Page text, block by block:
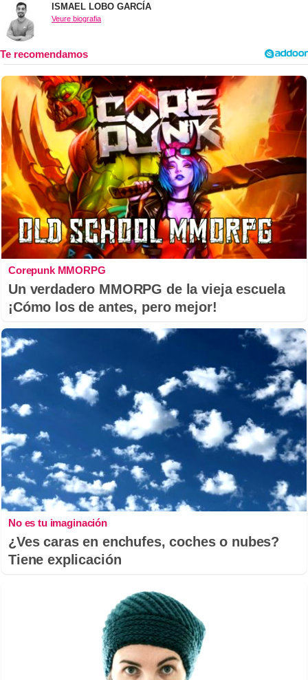
ISMAEL LOBO GARCÍA
Veure biografia
Corepunk MMORPG
Un verdadero MMORPG de la vieja escuela
¡Cómo los de antes, pero mejor!
No es tu imaginación
¿Ves caras en enchufes, coches o nubes?
Tiene explicación